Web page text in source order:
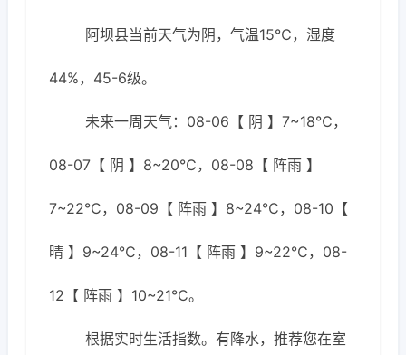
阿坝县当前天气为阴，气温15℃，湿度
44%，45-6级。
未来一周天气：08-06【 阴 】7~18℃，
08-07【 阴 】8~20℃，08-08【 阵雨 】
7~22℃，08-09【 阵雨 】8~24℃，08-10【
晴 】9~24℃，08-11【 阵雨 】9~22℃，08-
12【 阵雨 】10~21℃。
根据实时生活指数。有降水，推荐您在室